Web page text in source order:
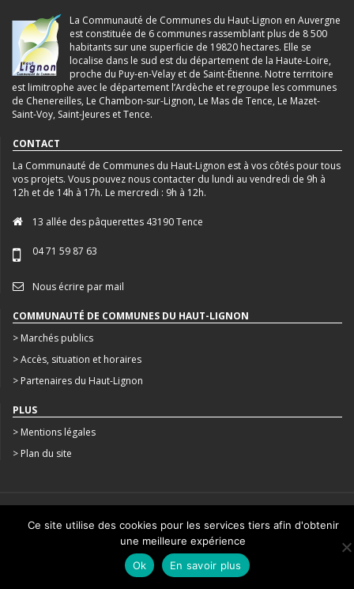
La Communauté de Communes du Haut-Lignon en Auvergne
est constituée de 6 communes rassemblant plus de 8 500
habitants sur une superficie de 19820 hectares. Elle se
localise dans le sud est du département de la Haute-Loire,
proche du Puy-en-Velay et de Saint-Étienne. Notre territoire
est limitrophe avec le département l’Ardèche et regroupe les communes
de Chenereilles, Le Chambon-sur-Lignon, Le Mas de Tence, Le Mazet-
Saint-Voy, Saint-Jeures et Tence.
CONTACT
La Communauté de Communes du Haut-Lignon est à vos côtés pour tous
vos projets. Vous pouvez nous contacter du lundi au vendredi de 9h à
12h et de 14h à 17h. Le mercredi : 9h à 12h.
13 allée des pâquerettes 43190 Tence
04 71 59 87 63
Nous écrire par mail
COMMUNAUTÉ DE COMMUNES DU HAUT-LIGNON
> Marchés publics
> Accès, situation et horaires
> Partenaires du Haut-Lignon
PLUS
> Mentions légales
> Plan du site
CRÉATION : AGENCE STUDIO N°3
Ce site utilise des cookies pour les services tiers afin d'obtenir
une meilleure expérience
Ok
En savoir plus